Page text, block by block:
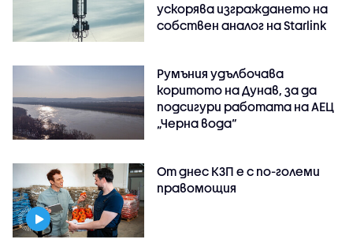
ускорява изграждането на
собствен аналог на Starlink
Румъния удълбочава
коритото на Дунав, за да
подсигури работата на АЕЦ
„Черна вода“
От днес КЗП е с по-големи
правомощия